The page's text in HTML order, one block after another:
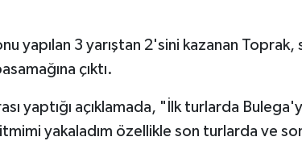
yapılan 3 yarıştan 2'sini kazanan Toprak,
çıktı.
yaptığı açıklamada, "İlk turlarda
yakaladım özellikle son turlarda ve